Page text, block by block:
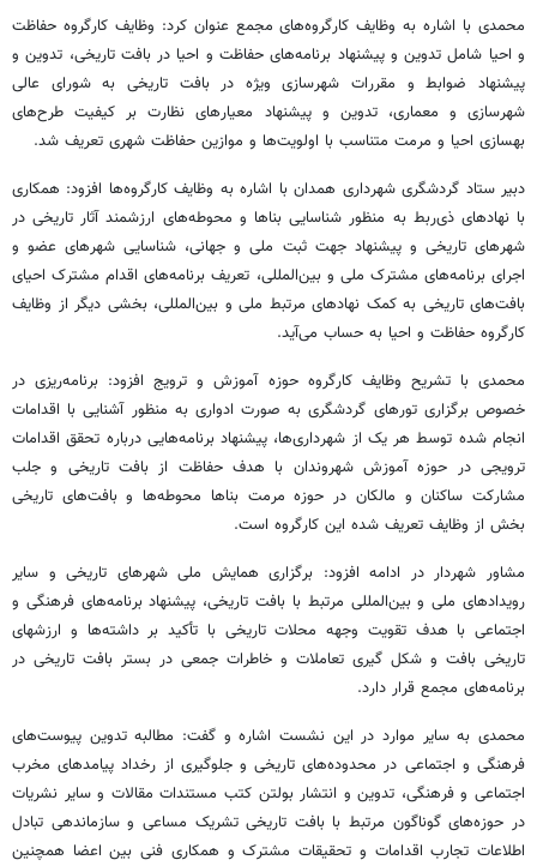
محمدی با اشاره به وظایف کارگروه‌های مجمع عنوان کرد: وظایف کارگروه حفاظت
و احیا شامل تدوین و پیشنهاد برنامه‌های حفاظت و احیا در بافت تاریخی، تدوین و
پیشنهاد ضوابط و مقررات شهرسازی ویژه در بافت تاریخی به شورای عالی
شهرسازی و معماری، تدوین و پیشنهاد معیارهای نظارت بر کیفیت طرح‌های
بهسازی احیا و مرمت متناسب با اولویت‌ها و موازین حفاظت شهری تعریف شد.
دبیر ستاد گردشگری شهرداری همدان با اشاره به وظایف کارگروه‌ها افزود: همکاری
با نهادهای ذی‌ربط به منظور شناسایی بناها و محوطه‌های ارزشمند آثار تاریخی در
شهرهای تاریخی و پیشنهاد جهت ثبت ملی و جهانی، شناسایی شهرهای عضو و
اجرای برنامه‌های مشترک ملی و بین‌المللی، تعریف برنامه‌های اقدام مشترک احیای
بافت‌های تاریخی به کمک نهادهای مرتبط ملی و بین‌المللی، بخشی دیگر از وظایف
کارگروه حفاظت و احیا به حساب می‌آید.
محمدی با تشریح وظایف کارگروه حوزه آموزش و ترویج افزود: برنامه‌ریزی در
خصوص برگزاری تورهای گردشگری به صورت ادواری به منظور آشنایی با اقدامات
انجام شده توسط هر یک از شهرداری‌ها، پیشنهاد برنامه‌هایی درباره تحقق اقدامات
ترویجی در حوزه آموزش شهروندان با هدف حفاظت از بافت تاریخی و جلب
مشارکت ساکنان و مالکان در حوزه مرمت بناها محوطه‌ها و بافت‌های تاریخی
بخش از وظایف تعریف شده این کارگروه است.
مشاور شهردار در ادامه افزود: برگزاری همایش ملی شهرهای تاریخی و سایر
رویدادهای ملی و بین‌المللی مرتبط با بافت تاریخی، پیشنهاد برنامه‌های فرهنگی و
اجتماعی با هدف تقویت وجهه محلات تاریخی با تأکید بر داشته‌ها و ارزشهای
تاریخی بافت و شکل گیری تعاملات و خاطرات جمعی در بستر بافت تاریخی در
برنامه‌های مجمع قرار دارد.
محمدی به سایر موارد در این نشست اشاره و گفت: مطالبه تدوین پیوست‌های
فرهنگی و اجتماعی در محدوده‌های تاریخی و جلوگیری از رخداد پیامدهای مخرب
اجتماعی و فرهنگی، تدوین و انتشار بولتن کتب مستندات مقالات و سایر نشریات
در حوزه‌های گوناگون مرتبط با بافت تاریخی تشریک مساعی و سازماندهی تبادل
اطلاعات تجارب اقدامات و تحقیقات مشترک و همکاری فنی بین اعضا همچنین